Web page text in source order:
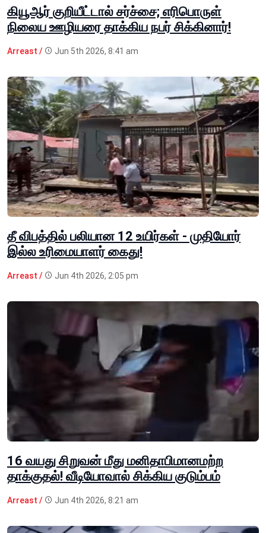
கியூஆர் குறியீட்டால் சர்ச்சை; எரிபொருள்
நிலைய ஊழியரை தாக்கிய நபர் சிக்கினார்!
Arreast / Jun 5th 2026, 8:41 am
தீ விபத்தில் பலியான 12 உயிர்கள் - முதியோர்
இல்ல உரிமையாளர் கைது!
Arreast / Jun 4th 2026, 2:05 pm
16 வயது சிறுவன் மீது மனிதாபிமானமற்ற
தாக்குதல்! வீடியோவால் சிக்கிய குடும்பம்
Arreast / Jun 4th 2026, 8:21 am